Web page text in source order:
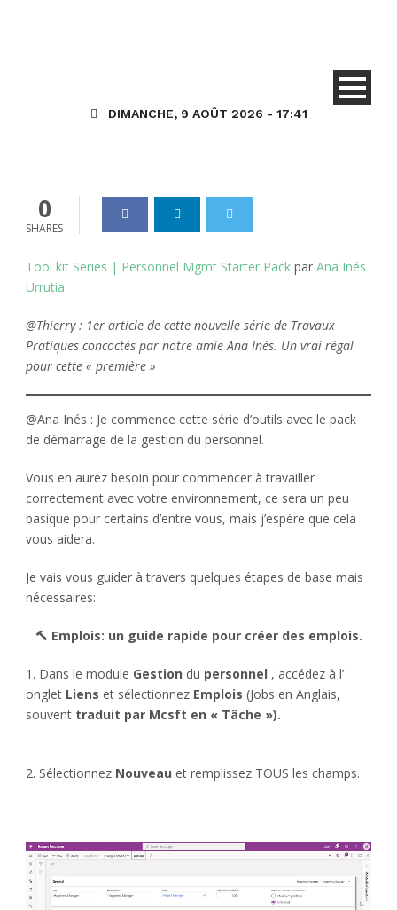
DIMANCHE, 9 AOÛT 2026 - 17:41
Dynamics_365 11 Jan 2021 0
0
SHARES
Tool kit Series | Personnel Mgmt Starter Pack par Ana Inés
Urrutia
@Thierry : 1er article de cette nouvelle série de Travaux
Pratiques concoctés par notre amie Ana Inés. Un vrai régal
pour cette « première »
@Ana Inés : Je commence cette série d’outils avec le pack
de démarrage de la gestion du personnel.
Vous en aurez besoin pour commencer à travailler
correctement avec votre environnement, ce sera un peu
basique pour certains d’entre vous, mais j’espère que cela
vous aidera.
Je vais vous guider à travers quelques étapes de base mais
nécessaires:
🔨 Emplois: un guide rapide pour créer des emplois.
1. Dans le module Gestion du personnel , accédez à l’
onglet Liens et sélectionnez Emplois (Jobs en Anglais,
souvent traduit par Mcsft en « Tâche »).
2. Sélectionnez Nouveau et remplissez TOUS les champs.